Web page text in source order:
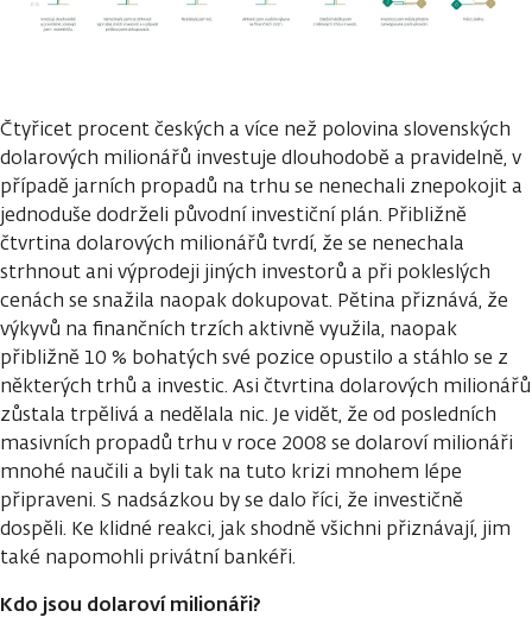
Čtyřicet procent českých a více než polovina slovenských
dolarových milionářů investuje dlouhodobě a pravidelně, v
případě jarních propadů na trhu se nenechali znepokojit a
jednoduše dodrželi původní investiční plán. Přibližně
čtvrtina dolarových milionářů tvrdí, že se nenechala
strhnout ani výprodeji jiných investorů a při pokleslých
cenách se snažila naopak dokupovat. Pětina přiznává, že
výkyvů na finančních trzích aktivně využila, naopak
přibližně 10 % bohatých své pozice opustilo a stáhlo se z
některých trhů a investic. Asi čtvrtina dolarových milionářů
zůstala trpělivá a nedělala nic. Je vidět, že od posledních
masivních propadů trhu v roce 2008 se dolaroví milionáři
mnohé naučili a byli tak na tuto krizi mnohem lépe
připraveni. S nadsázkou by se dalo říci, že investičně
dospěli. Ke klidné reakci, jak shodně všichni přiznávají, jim
také napomohli privátní bankéři.
Kdo jsou dolaroví milionáři?